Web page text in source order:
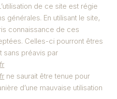
de ce site est régie
générales. En utilisant le site,
connaissance de ces
Celles-ci pourront êtres
sans préavis par
ne saurait être tenue pour
d’une mauvaise utilisation